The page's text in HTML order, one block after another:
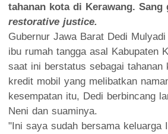
tahanan kota di Kerawang. Sang
restorative justice.
Gubernur Jawa Barat Dedi
ibu rumah tangga asal Kabupaten
saat ini berstatus sebagai tahanan
kredit mobil yang melibatkan
kesempatan itu, Dedi berbincang
Neni dan suaminya.
"Ini saya sudah bersama keluarga